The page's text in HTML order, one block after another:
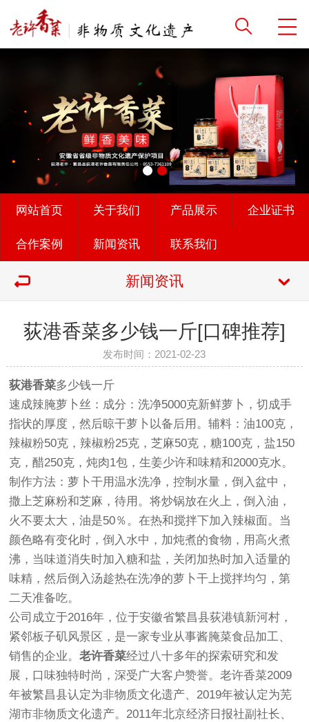
网站首页 关于我们 产品展示 企业证书
合作案例 新闻资讯 联系我们
新闻资讯
荻港香菜多少钱一斤[口碑推荐]
发布时间：2021-02-23
荻港香菜多少钱一斤
速成辣腌萝卜丝：成分：洗净5000克新鲜萝卜，切成手
指状的厚度，然后晾干萝卜以备后用。辅料：油100克，
辣椒粉50克，辣椒粉25克，芝麻50克，糖100克，盐150
克，醋250克，炖肉1包，生姜少许和味精和2000克水。
制作方法：萝卜干用温水洗净，控制水量，倒入盆中，
撒上芝麻粉和芝麻，待用。将炒锅放在火上，倒入油，
火不要太大，油是50％。在热和搅拌下加入辣椒面。当
颜色略有变化时，倒入水中，加炖煮的食物，用高火煮
沸，当味道消失时加入糖和盐，关闭加热时加入适量的
味精，然后倒入汤趁热在洗净的萝卜干上搅拌均匀，第
二天准备吃。
公司成立于2016年，位于安徽省繁昌县荻港镇新河村，
紧邻板子矶风景区，是一家专业从事酱腌菜食品加工、
销售的企业。老许香菜经过八十多年的探索研究和发
展，口味独特时尚，深受广大客户赞誉。老许香菜2009
年被繁昌县认定为非物质文化遗产、2019年被认定为芜
湖市非物质文化遗产。2011年北京经济日报社副社长、